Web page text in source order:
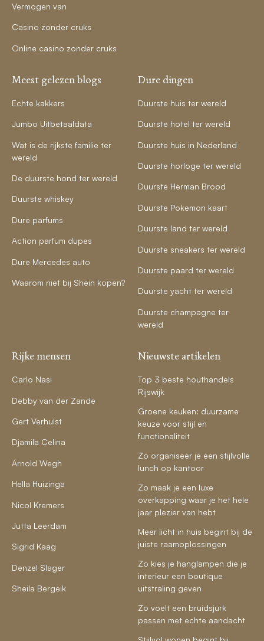
Vermogen van
Casino zonder cruks
Online casino zonder cruks
Meest gelezen blogs
Echte kakkers
Jumbo Uitbetaaldata
Wat is de rijkste familie ter
wereld
De duurste hond ter wereld
Duurste whiskey
Dure parfums
Action parfum dupes
Dure Mercedes auto
Waarom niet bij Shein kopen?
Dure dingen
Duurste huis ter wereld
Duurste hotel ter wereld
Duurste huis in Nederland
Duurste horloge ter wereld
Duurste Herman Brood
Duurste Pokemon kaart
Duurste land ter wereld
Duurste sneakers ter wereld
Duurste paard ter wereld
Duurste yacht ter wereld
Duurste champagne ter
wereld
Rijke mensen
Carlo Nasi
Debby van der Zande
Gert Verhulst
Djamila Celina
Arnold Wegh
Hella Huizinga
Nicol Kremers
Jutta Leerdam
Sigrid Kaag
Denzel Slager
Sheila Bergeik
Nieuwste artikelen
Top 3 beste houthandels
Rijswijk
Groene keuken: duurzame
keuze voor stijl en
functionaliteit
Zo organiseer je een stijlvolle
lunch op kantoor
Zo maak je een luxe
overkapping waar je het hele
jaar plezier van hebt
Meer licht in huis begint bij de
juiste raamoplossingen
Zo kies je hanglampen die je
interieur een boutique
uitstraling geven
Zo voelt een bruidsjurk
passen met echte aandacht